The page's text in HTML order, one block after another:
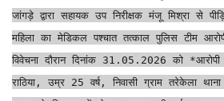
जांगड़े द्वारा सहायक उप निरीक्षक मंजू मिश्रा से
महिला का मेडिकल पश्चात तत्काल पुलिस टीम
विवेचना दौरान दिनांक 31.05.2026 को *आरोपी
राठिया, उम्र 25 वर्ष, निवासी ग्राम तरेकेला